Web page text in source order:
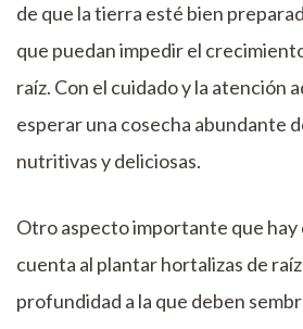
de que la tierra esté bien
que puedan impedir el
raíz. Con el cuidado y la atención
esperar una cosecha abundante
nutritivas y deliciosas.
Otro aspecto importante que hay
cuenta al plantar hortalizas de
profundidad a la que deben